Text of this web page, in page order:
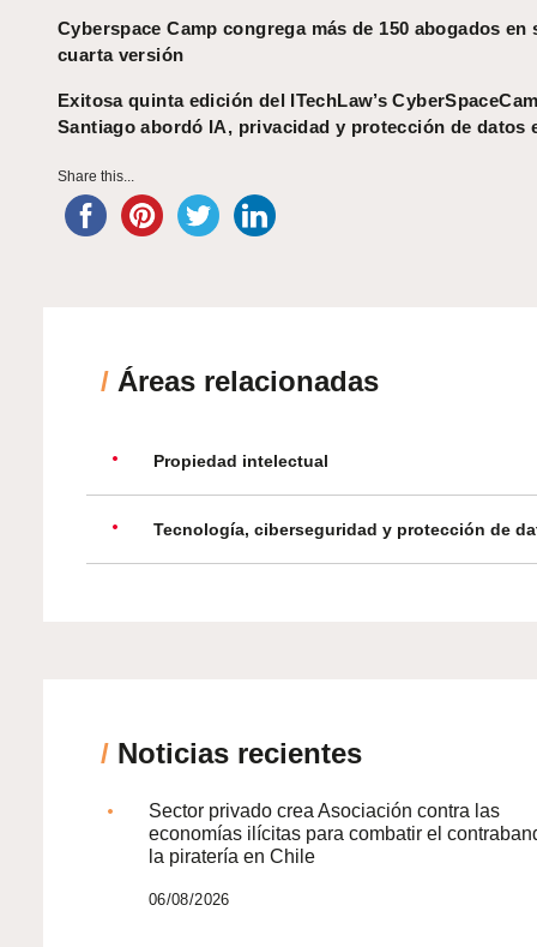
Cyberspace Camp congrega más de 150 abogados en
cuarta versión
Exitosa quinta edición del ITechLaw’s
Santiago abordó IA, privacidad y protección de datos
Share this...
/ Áreas relacionadas
Propiedad intelectual
Tecnología, ciberseguridad y protección de
/ Noticias recientes
Sector privado crea Asociación contra las
economías ilícitas para combatir el
la piratería en Chile
06/08/2026